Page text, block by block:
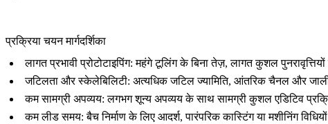
प्रक्रिया चयन मार्गदर्शिका
लागत प्रभावी प्रोटोटाइपिंग: महंगे टूलिंग के बिना तेज़, लागत कुशल
जटिलता और स्केलेबिलिटी: अत्यधिक जटिल ज्यामिति, आंतरिक चैनल और
कम सामग्री अपव्यय: लगभग शून्य अपव्यय के साथ सामग्री कुशल एडिटिव
कम लीड समय: बैच निर्माण के लिए आदर्श, पारंपरिक कास्टिंग या मशीनिंग